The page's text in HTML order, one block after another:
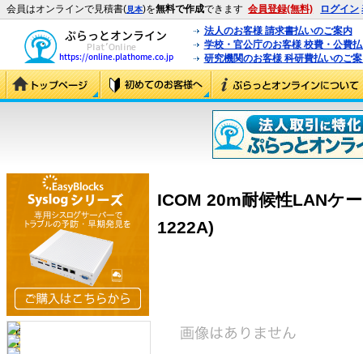
会員はオンラインで見積書(見本)を無料で作成できます 会員登録(無料) ログイン
法人のお客様 請求書払いのご案内
学校・官公庁のお客様 校費・公費
研究機関のお客様 科研費払いのご
ICOM 20m耐候性LANケ
1222A)